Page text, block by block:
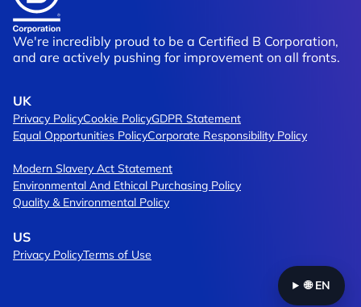
🌐EN
We're incredibly proud to be a Certified B Corporation,
and are actively pushing for improvement on all fronts.
UK
Privacy PolicyCookie PolicyGDPR Statement
Equal Opportunities PolicyCorporate Responsibility Policy
Modern Slavery Act Statement
Environmental And Ethical Purchasing Policy
Quality & Environmental Policy
US
Privacy PolicyTerms of Use